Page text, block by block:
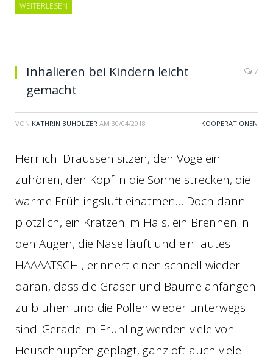
WEITERLESEN
Inhalieren bei Kindern leicht
gemacht
7
VON KATHRIN BUHOLZER AM 30/04/2018 KOOPERATIONEN
Herrlich! Draussen sitzen, den Vögelein
zuhören, den Kopf in die Sonne strecken, die
warme Frühlingsluft einatmen… Doch dann
plötzlich, ein Kratzen im Hals, ein Brennen in
den Augen, die Nase läuft und ein lautes
HAAAATSCHI, erinnert einen schnell wieder
daran, dass die Gräser und Bäume anfangen
zu blühen und die Pollen wieder unterwegs
sind. Gerade im Frühling werden viele von
Heuschnupfen geplagt, ganz oft auch viele